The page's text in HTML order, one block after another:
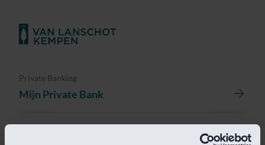
Private Banking
Mijn Private Bank